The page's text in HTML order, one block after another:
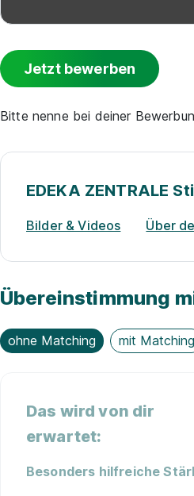
Jetzt bewerben
Bitte nenne bei deiner
EDEKA ZENTRALE
Bilder & Videos Über
Übereinstimmung
ohne Matching mit Matching
Das wird von dir
erwartet:
Besonders hilfreiche